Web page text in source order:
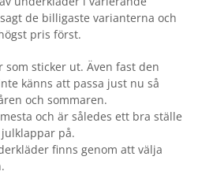
de billigaste varianterna och
pris först.
som sticker ut. Även fast den
känns att passa just nu så
och sommaren.
och är således ett bra ställe
på.
finns genom att välja